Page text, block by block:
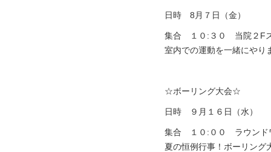
日時 8月７日（金）
集合 １０:３０ 当院２F
室内での運動を一緒にやり
☆ボーリング大会☆
日時 ９月１６日（水）
集合 １０:００ ラウンド
夏の恒例行事！ボーリング